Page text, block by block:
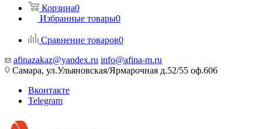
Корзина0
Избранные товары0
Сравнение товаров0
afinazakaz@yandex.ru info@afina-m.ru
Самара, ул.Ульяновская/Ярмарочная д.52/55 оф.606
Вконтакте
Telegram